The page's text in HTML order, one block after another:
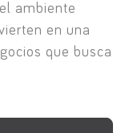
ambiente
en una
que busca